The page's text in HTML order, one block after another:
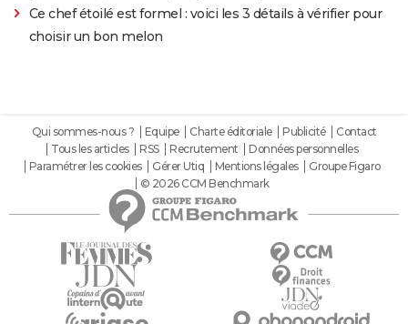
Ce chef étoilé est formel : voici les 3 détails à vérifier pour
choisir un bon melon
Qui sommes-nous ? Equipe Charte éditoriale Publicité
Contact
Tous les articles
RSS Recrutement
Données personnelles
Paramétrer les cookies
Gérer Utiq Mentions légales
Groupe Figaro
© 2026 CCM Benchmark